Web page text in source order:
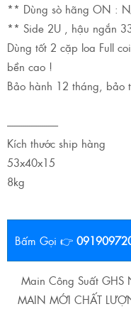
** Dùng sò hãng ON :
** Side 2U , hậu ngắn
Dùng tốt 2 cặp loa Full
bền cao !
Bảo hành 12 tháng, bảo
------------------------
Kích thước ship hàng
53x40x15
8kg
Bấm Gọi 👉
Main Công Suất GHS
MAIN MỚI CHẤT